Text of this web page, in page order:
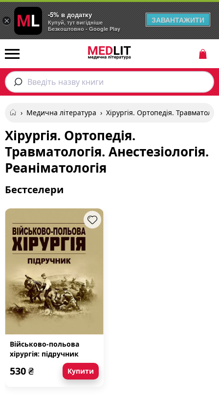
Введіть назву книги
› Медична література › Хірургія. Ортопедія.
Хірургія. Ортопедія.
Травматологія. Анестезіологія.
Реаніматологія
Бестселери
Військово-польова
хірургія: підручник
530₴ Купити
×
-5% в додатку
Купуй, тут вигідніше
Безкоштовно - Google Play
ЗАВАНТАЖИТИ